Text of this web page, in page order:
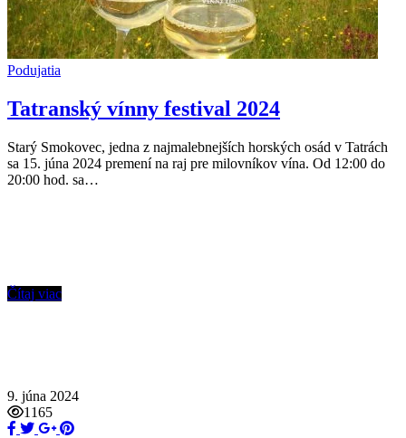
Podujatia
Tatranský vínny festival 2024
Starý Smokovec, jedna z najmalebnejších horských osád v Tatrách
sa 15. júna 2024 premení na raj pre milovníkov vína. Od 12:00 do
20:00 hod. sa…
Čítaj viac
9. júna 2024
1165